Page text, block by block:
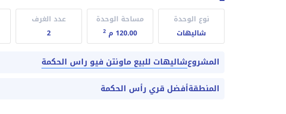
نوع الوحدة
شاليهات
مساحة الوحدة
120.00 م
2
عدد الغرف
2
المشروعشاليهات للبيع ماونتن فيو راس الحكمة
المنطقةأفضل قري رأس الحكمة